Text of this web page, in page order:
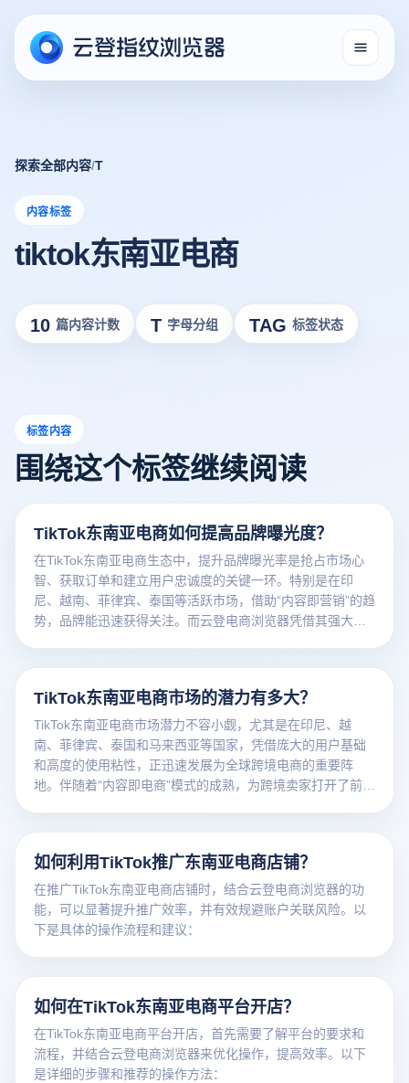
探索全部内容/T
内容标签
tiktok东南亚电商
10 篇内容计数 T 字母分组 TAG 标签状态
标签内容
围绕这个标签继续阅读
TikTok东南亚电商如何提高品牌曝光度？
在TikTok东南亚电商生态中，提升品牌曝光率是抢占市场心
智、获取订单和建立用户忠诚度的关键一环。特别是在印
尼、越南、菲律宾、泰国等活跃市场，借助“内容即营销”的趋
势，品牌能迅速获得关注。而云登电商浏览器凭借其强大的
TikTok东南亚电商市场的潜力有多大？
TikTok东南亚电商市场潜力不容小觑，尤其是在印尼、越
南、菲律宾、泰国和马来西亚等国家，凭借庞大的用户基础
和高度的使用粘性，正迅速发展为全球跨境电商的重要阵
地。伴随着“内容即电商”模式的成熟，为跨境卖家打开了前所
如何利用TikTok推广东南亚电商店铺？
在推广TikTok东南亚电商店铺时，结合云登电商浏览器的功
能，可以显著提升推广效率，并有效规避账户关联风险。以
下是具体的操作流程和建议：
如何在TikTok东南亚电商平台开店？
在TikTok东南亚电商平台开店，首先需要了解平台的要求和
流程，并结合云登电商浏览器来优化操作，提高效率。以下
是详细的步骤和推荐的操作方法：